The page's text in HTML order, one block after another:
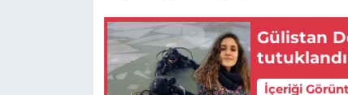
Gülistan
tutuklandı
İçeriği